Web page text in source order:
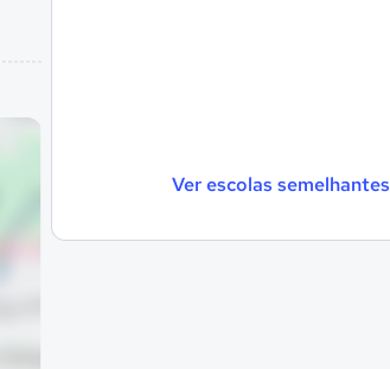
Ver escolas semelhantes